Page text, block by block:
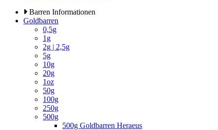
Barren Informationen
Goldbarren
0,5g
1g
2g | 2,5g
5g
10g
20g
1oz
50g
100g
250g
500g
500g Goldbarren Heraeus